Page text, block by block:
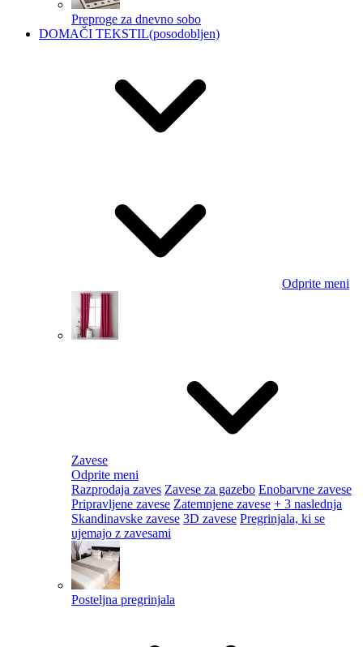
Preproge za dnevno sobo
DOMAČI TEKSTIL(posodobljen)
Odprite meni
Zavese
Odprite meni
Razprodaja zaves Zavese za gazebo Enobarvne zavese
Pripravljene zavese Zatemnjene zavese + 3 naslednja
Skandinavske zavese 3D zavese Pregrinjala, ki se
ujemajo z zavesami
Posteljna pregrinjala